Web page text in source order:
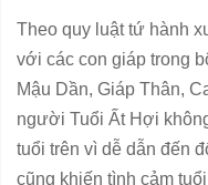
Theo quy luật tứ hành
với các con giáp trong
Mậu Dần, Giáp Thân,
người Tuổi Ất Hợi
tuổi trên vì dễ dẫn đến
cũng khiến tình cảm